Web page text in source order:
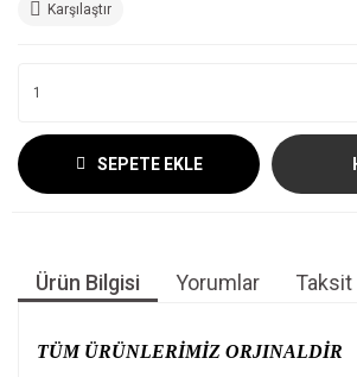
Karşılaştır
SEPETE EKLE
Ürün Bilgisi Yorumlar
TÜM ÜRÜNLERİMİZ ORJINALDİR